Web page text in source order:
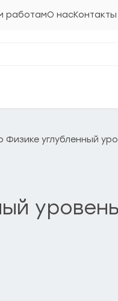
работамО насКонтакты
углубленный